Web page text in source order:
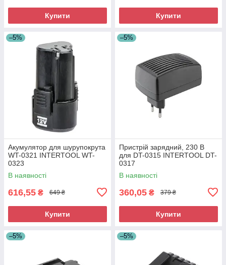
Купити Купити
–5%
Акумулятор для шурупокрута
WT-0321 INTERTOOL WT-
0323
В наявності
616,55 ₴ 649 ₴
Купити
–5%
Пристрій зарядний, 230 В
для DT-0315 INTERTOOL DT-
0317
В наявності
360,05 ₴ 379 ₴
Купити
–5% –5%